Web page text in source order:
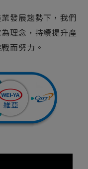
發展趨勢下，我們
理念，持續提升產
而努力。